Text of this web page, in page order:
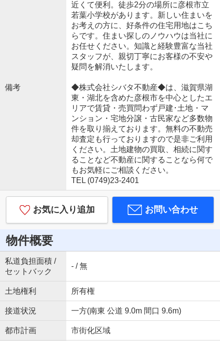
備考
近くて便利。徒歩2分の場所に彦根市立
若葉小学校があります。新しい住まいを
お考えの方に、好条件の住宅用地はこち
らです。住まい探しのノウハウは当社に
お任せください。知識と経験豊富な当社
スタッフが、親切丁寧にお客様の不安や
疑問を解消いたします。
◆株式会社シバタ不動産◆は、滋賀県湖
東・湖北を含めた彦根市を中心としたエ
リアで賃貸・売買問わず戸建･土地・マ
ンション・宅地分譲・古民家など多数物
件を取り揃えております。無料の不動売
却査定も行っておりますので是非ご利用
ください。土地建物の買取、相続に関す
ることなど不動産に関することなら何で
もお気軽にご相談ください。
TEL (0749)23-2401
お気に入り追加 お問い合わせ
物件概要
私道負担面積 /
セットバック
- / 無
土地権利 所有権
接道状況 一方(南東 公道 9.0m 間口 9.6m)
都市計画 市街化区域